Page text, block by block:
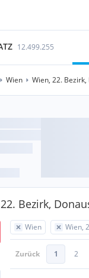
12.499.255
Wien Wien, 22.
Bezirk,
Wien Wien,
Zurück 1 2